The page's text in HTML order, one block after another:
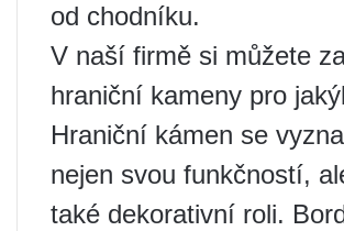
od chodníku.
V naší firmě si můžete
hraniční kameny pro
Hraniční kámen se
nejen svou funkčností,
také dekorativní roli.